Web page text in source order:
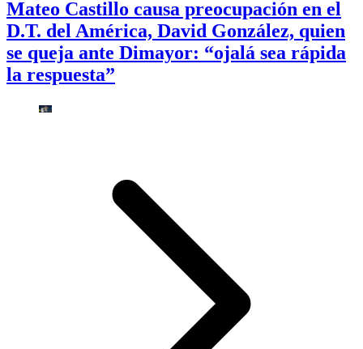
Mateo Castillo causa preocupación en el
D.T. del América, David González, quien
se queja ante Dimayor: “ojalá sea rápida
la respuesta”